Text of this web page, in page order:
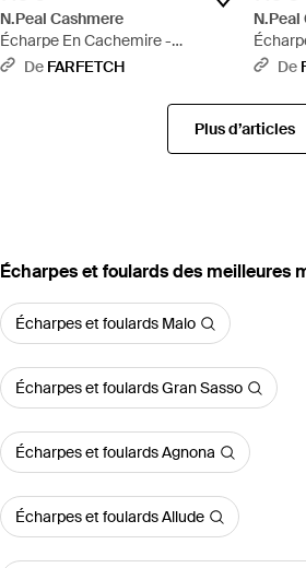
N.Peal Cashmere
Écharpe En Cachemire -
Multicolore
De FARFETCH
N.Peal
De
Plus d’articles
‪Écharpes et foulards‬ des meilleures
Écharpes et foulards Malo
Écharpes et foulards Gran Sasso
Écharpes et foulards Agnona
Écharpes et foulards Allude